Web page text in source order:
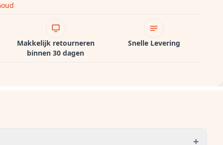
Makkelijk retourneren
binnen 30 dagen
Snelle Levering
+